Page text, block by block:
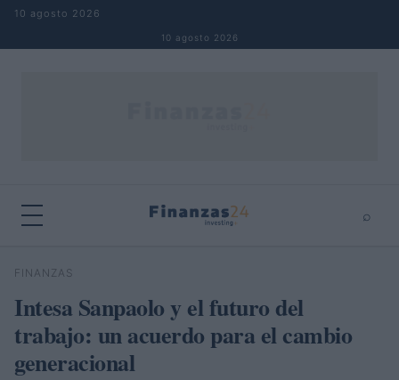
Saltar al contenido
10 agosto 2026
10 agosto 2026
⌕
Buscar
FINANZAS
Intesa Sanpaolo y el futuro del
trabajo: un acuerdo para el cambio
generacional